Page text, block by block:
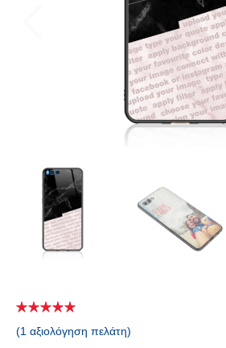
(1 αξιολόγηση πελάτη)